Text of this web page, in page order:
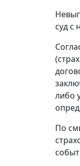
суд с
либо
По